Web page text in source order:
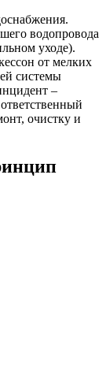
водопровода
уходе).
от мелких
системы
–
очистку и